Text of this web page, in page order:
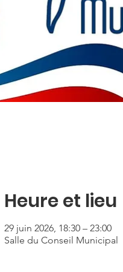
Heure et lieu
29 juin 2026, 18:30 – 23:00
Salle du Conseil Municipal